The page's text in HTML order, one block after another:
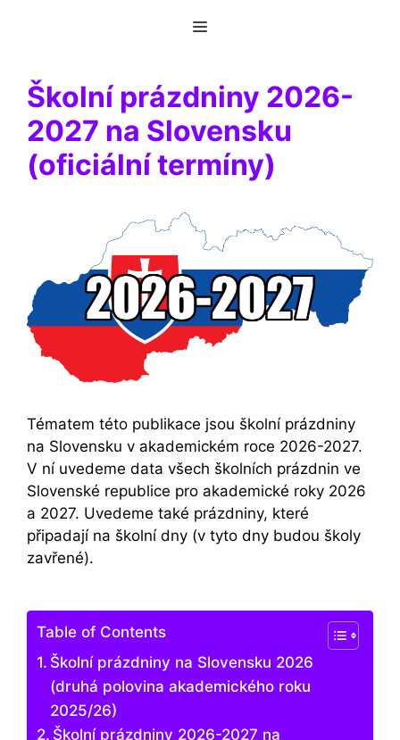
Menu
Školní prázdniny 2026-
2027 na Slovensku
(oficiální termíny)
Tématem této publikace jsou školní prázdniny
na Slovensku v akademickém roce 2026-2027.
V ní uvedeme data všech školních prázdnin ve
Slovenské republice pro akademické roky 2026
a 2027. Uvedeme také prázdniny, které
připadají na školní dny (v tyto dny budou školy
zavřené).
Table of Contents
Školní prázdniny na Slovensku 2026
(druhá polovina akademického roku
2025/26)
Školní prázdniny 2026-2027 na